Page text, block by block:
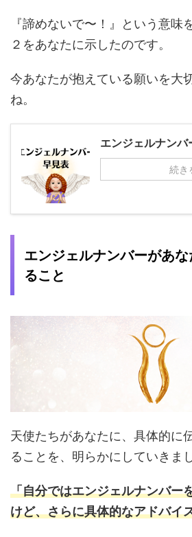
『諦めないで〜！』という意味
２をあなたに示したのです。
今あなたが抱えている願いを大
ね。
エンジェルナンバ
続き
エンジェルナンバーがあ
ること
天使たちがあなたに、具体的に
ることを、明らかにしていきま
「自分ではエンジェルナンバー
けど、さらに具体的なアドバイ